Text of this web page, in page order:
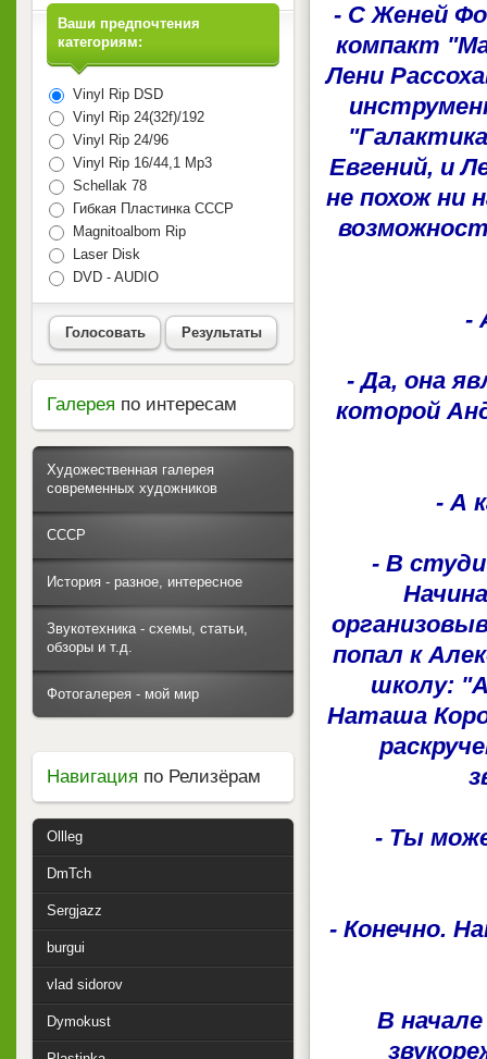
- С Женей
компакт
Лени
Евгений, и
не похож ни
-
- Да, она
которой
- А
- В
попал к
школу:
Наташа
- Ты
- Конечно.
В
Ваши предпочтения
категориям:
Vinyl Rip DSD
Vinyl Rip 24(32f)/192
Vinyl Rip 24/96
Vinyl Rip 16/44,1 Mp3
Schellak 78
Гибкая Пластинка СССР
Magnitoalbom Rip
Laser Disk
DVD - AUDIO
Голосовать Результаты
Галерея по интересам
Художественная галерея
современных художников
СССР
История - разное, интересное
Звукотехника - схемы, статьи,
обзоры и т.д.
Фотогалерея - мой мир
Навигация по Релизёрам
Ollleg
DmTch
Sergjazz
burgui
vlad sidorov
Dymokust